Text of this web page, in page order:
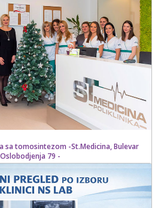
sa tomosintezom -St.Medicina, Bulevar
Oslobodjenja 79 -
Kupljeno
3 kom.
7000 din
10000 din